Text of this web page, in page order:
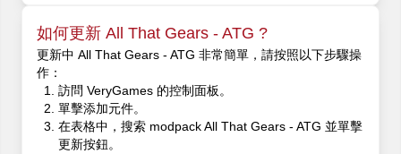
如何更新 All That Gears - ATG ?
更新中 All That Gears - ATG 非常簡單，請按照以下步驟操
作：
訪問 VeryGames 的控制面板。
單擊添加元件。
在表格中，搜索 modpack All That Gears - ATG 並單擊
更新按鈕。